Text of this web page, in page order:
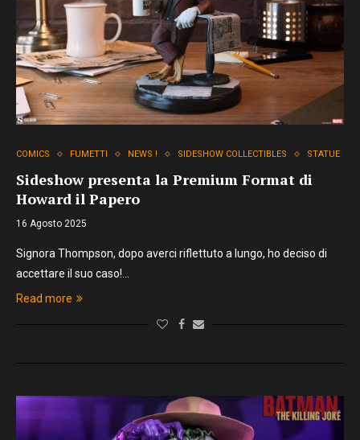
COMICS FUMETTI NEWS ! SIDESHOW COLLECTIBLES STATUE
Sideshow presenta la Premium Format di
Howard il Papero
16 Agosto 2025
Signora Thompson, dopo averci riflettuto a lungo, ho deciso di
accettare il suo caso!…
Read more